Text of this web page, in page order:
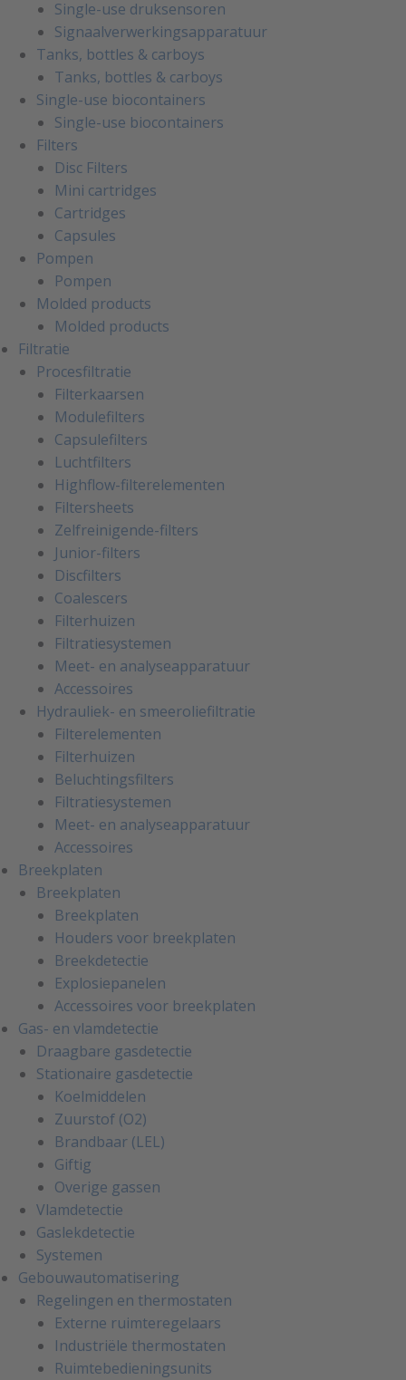
Single-use druksensoren
Signaalverwerkingsapparatuur
Tanks, bottles & carboys
Tanks, bottles & carboys
Single-use biocontainers
Single-use biocontainers
Filters
Disc Filters
Mini cartridges
Cartridges
Capsules
Pompen
Pompen
Molded products
Molded products
Filtratie
Procesfiltratie
Filterkaarsen
Modulefilters
Capsulefilters
Luchtfilters
Highflow-filterelementen
Filtersheets
Zelfreinigende-filters
Junior-filters
Discfilters
Coalescers
Filterhuizen
Filtratiesystemen
Meet- en analyseapparatuur
Accessoires
Hydrauliek- en smeeroliefiltratie
Filterelementen
Filterhuizen
Beluchtingsfilters
Filtratiesystemen
Meet- en analyseapparatuur
Accessoires
Breekplaten
Breekplaten
Breekplaten
Houders voor breekplaten
Breekdetectie
Explosiepanelen
Accessoires voor breekplaten
Gas- en vlamdetectie
Draagbare gasdetectie
Stationaire gasdetectie
Koelmiddelen
Zuurstof (O2)
Brandbaar (LEL)
Giftig
Overige gassen
Vlamdetectie
Gaslekdetectie
Systemen
Gebouwautomatisering
Regelingen en thermostaten
Externe ruimteregelaars
Industriële thermostaten
Ruimtebedieningsunits